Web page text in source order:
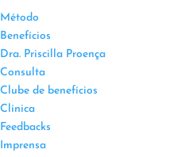
Método
Benefícios
Dra. Priscilla Proença
Consulta
Clube de benefícios
Clínica
Feedbacks
Imprensa